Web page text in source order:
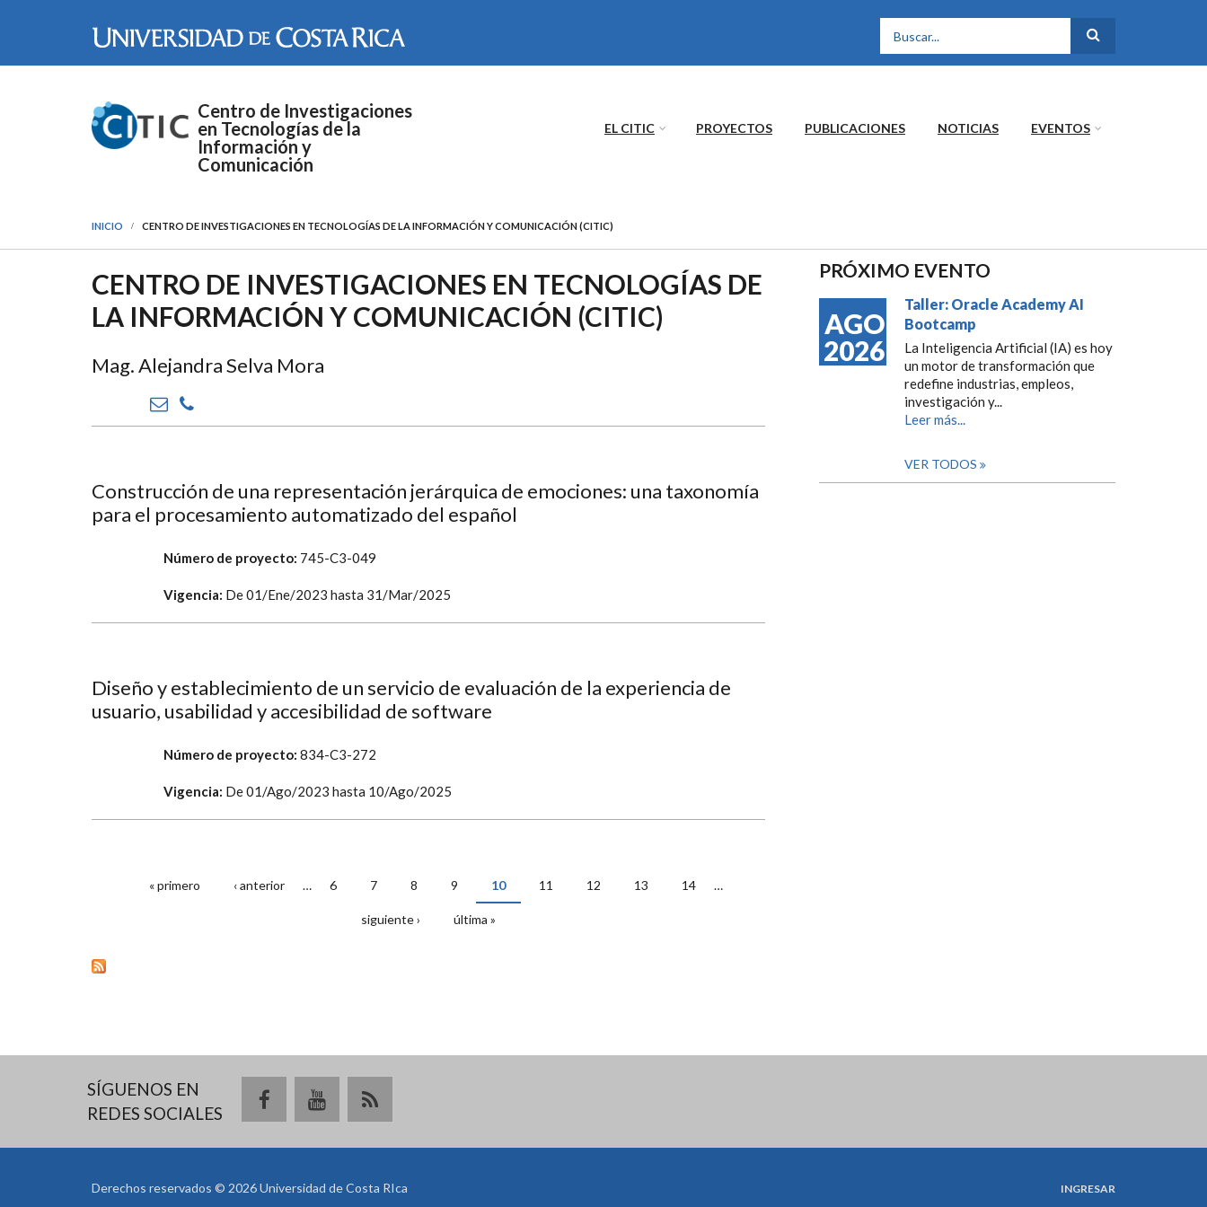
FORMULARIO DE
Centro de Investigaciones
en Tecnologías de la
Información y
Comunicación
EL CITIC PROYECTOS PUBLICACIONES NOTICIAS EVENTOS
INICIO CENTRO DE INVESTIGACIONES EN TECNOLOGÍAS DE LA INFORMACIÓN Y COMUNICACIÓN (CITIC)
CENTRO DE INVESTIGACIONES EN TECNOLOGÍAS DE
LA INFORMACIÓN Y COMUNICACIÓN (CITIC)
Mag. Alejandra Selva Mora
Construcción de una representación jerárquica de emociones: una taxonomía
para el procesamiento automatizado del español
Número de proyecto: 745-C3-049
Vigencia: De01/Ene/2023 hasta 31/Mar/2025
Diseño y establecimiento de un servicio de evaluación de la experiencia de
usuario, usabilidad y accesibilidad de software
Número de proyecto: 834-C3-272
Vigencia: De01/Ago/2023 hasta 10/Ago/2025
PÁGINAS
« primero ‹ anterior … 6 7 8 9 10 11 12 13 14 …
siguiente › última »
PRÓXIMO EVENTO
AGO
2026
Taller: Oracle Academy AI
Bootcamp
La Inteligencia Artificial (IA) es hoy
un motor de transformación que
redefine industrias, empleos,
investigación y...
Leer más...
VER TODOS
SÍGUENOS EN
REDES SOCIALES
Derechos reservados © 2026 Universidad de Costa RIca INGRESAR